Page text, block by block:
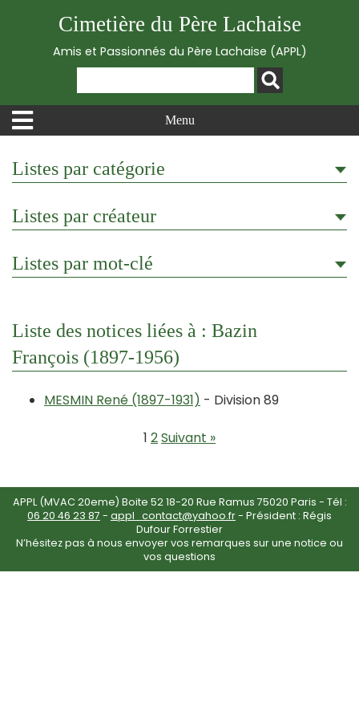
Cimetière du Père Lachaise
Amis et Passionnés du Père Lachaise (APPL)
Menu
Listes par catégorie
Listes par créateur
Listes par mot-clé
Liste des notices liées à : Bazin
François (1897-1956)
MESMIN René (1897-1931) - Division 89
1 2Suivant »
APPL (MVAC 20eme) Boite 52 18-20 Rue Ramus 75020 Paris - Tél :
06 20 46 23 87 - appl_contact@yahoo.fr- Président : Régis
Dufour Forrestier
N’hésitez pas à nous envoyer vos remarques sur une notice ou
vos questions